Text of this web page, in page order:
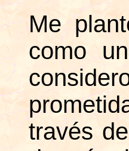
Me
como
través